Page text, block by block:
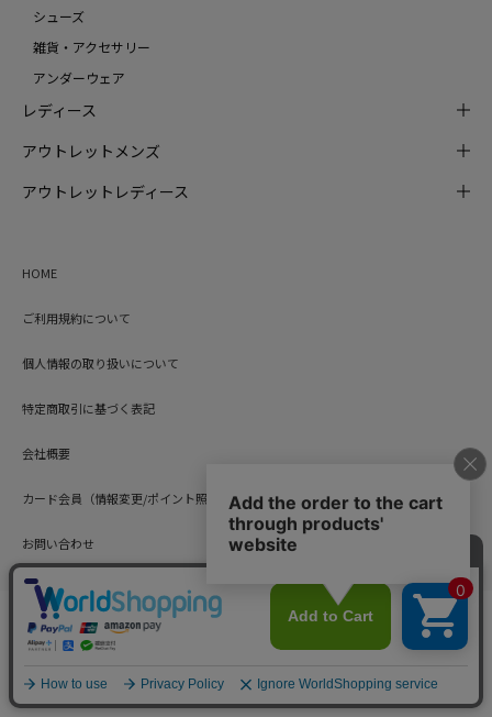
シューズ
雑貨・アクセサリー
アンダーウェア
レディース
アウトレットメンズ
アウトレットレディース
HOME
ご利用規約について
個人情報の取り扱いについて
特定商取引に基づく表記
会社概要
カード会員（情報変更/ポイント照会）
お問い合わせ
Copyright © HARUYAMA TRADING CO.,LTD. All Rights Reserved.